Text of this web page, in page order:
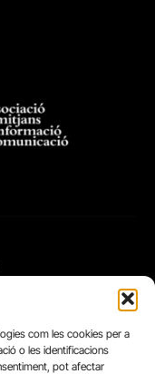
com les cookies per a
o les identificacions
pot afectar